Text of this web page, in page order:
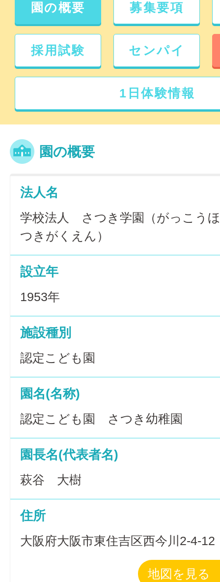
園の概要 募集要項
採用試験 センパイ
1日体験情報
園の概要
法人名
学校法人 さつき学園（がっこう
つきがくえん）
設立年
1953年
施設種別
認定こども園
園名(名称)
認定こども園 さつき幼稚園
園長名(代表者名)
萩谷 大樹
住所
大阪府大阪市東住吉区西今川2-4-12
地図を見る